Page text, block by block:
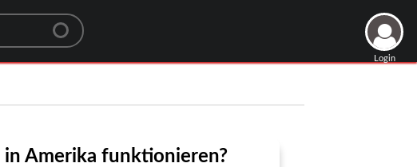
Login
Amerika funktionieren?